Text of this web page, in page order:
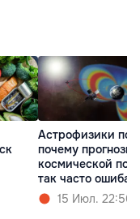
Астрофизики
почему прогнозы
космической
так часто
15 Июл. 22:56